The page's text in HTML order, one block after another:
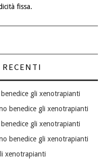
fissa.
gli xenotrapianti
benedice gli xenotrapianti
gli xenotrapianti
benedice gli xenotrapianti
xenotrapianti